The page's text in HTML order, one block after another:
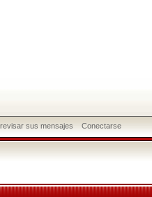
sus mensajes Conectarse